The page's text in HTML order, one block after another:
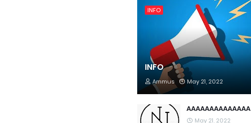
INFO
INFO
Ammus May 21, 2022
AAAAAAAAAAAAAA
May 21, 2022